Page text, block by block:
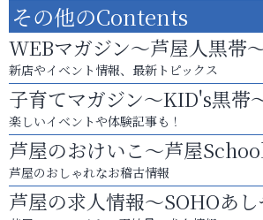
その他のContents
WEBマガジン～芦屋人黒帯
新店やイベント情報、最新トピックス
子育てマガジン～KID's黒帯
楽しいイベントや体験記事も！
芦屋のおけいこ～芦屋
芦屋のおしゃれなお稽古情報
芦屋の求人情報～SOHOあ